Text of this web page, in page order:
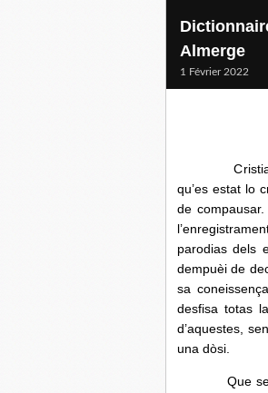
Almerge
1 Février 2022
Cristian
qu’es estat lo
de
parodias dels
dempuèi de
sa
desfisa totas
d’aquestes,
una dòsi.
Que seriá la